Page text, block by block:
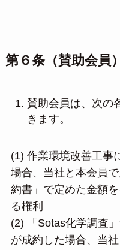
第６条（賛助会員）
賛助会員は、次の
きます。
(1) 作業環境改善工事
場合、当社と本会員
約書」で定めた金額
る権利
(2) 「Sotas化学調査
が成約した場合、当